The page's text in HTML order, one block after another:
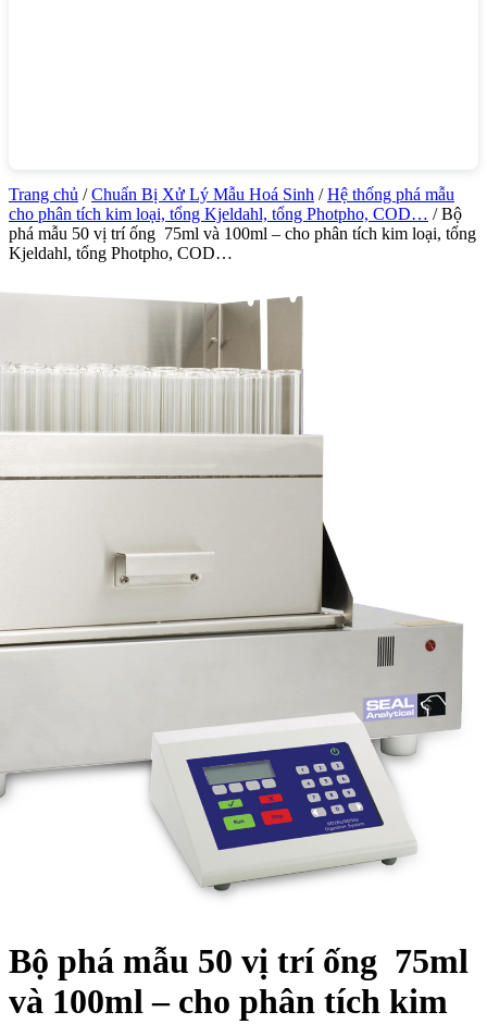
Trang chủ /Chuẩn Bị Xử Lý Mẫu Hoá Sinh /Hệ thống phá mẫu
cho phân tích kim loại, tổng Kjeldahl, tổng Photpho, COD… / Bộ
phá mẫu 50 vị trí ống 75ml và 100ml – cho phân tích kim loại, tổng
Kjeldahl, tổng Photpho, COD…
Bộ phá mẫu 50 vị trí ống 75ml
và 100ml – cho phân tích kim